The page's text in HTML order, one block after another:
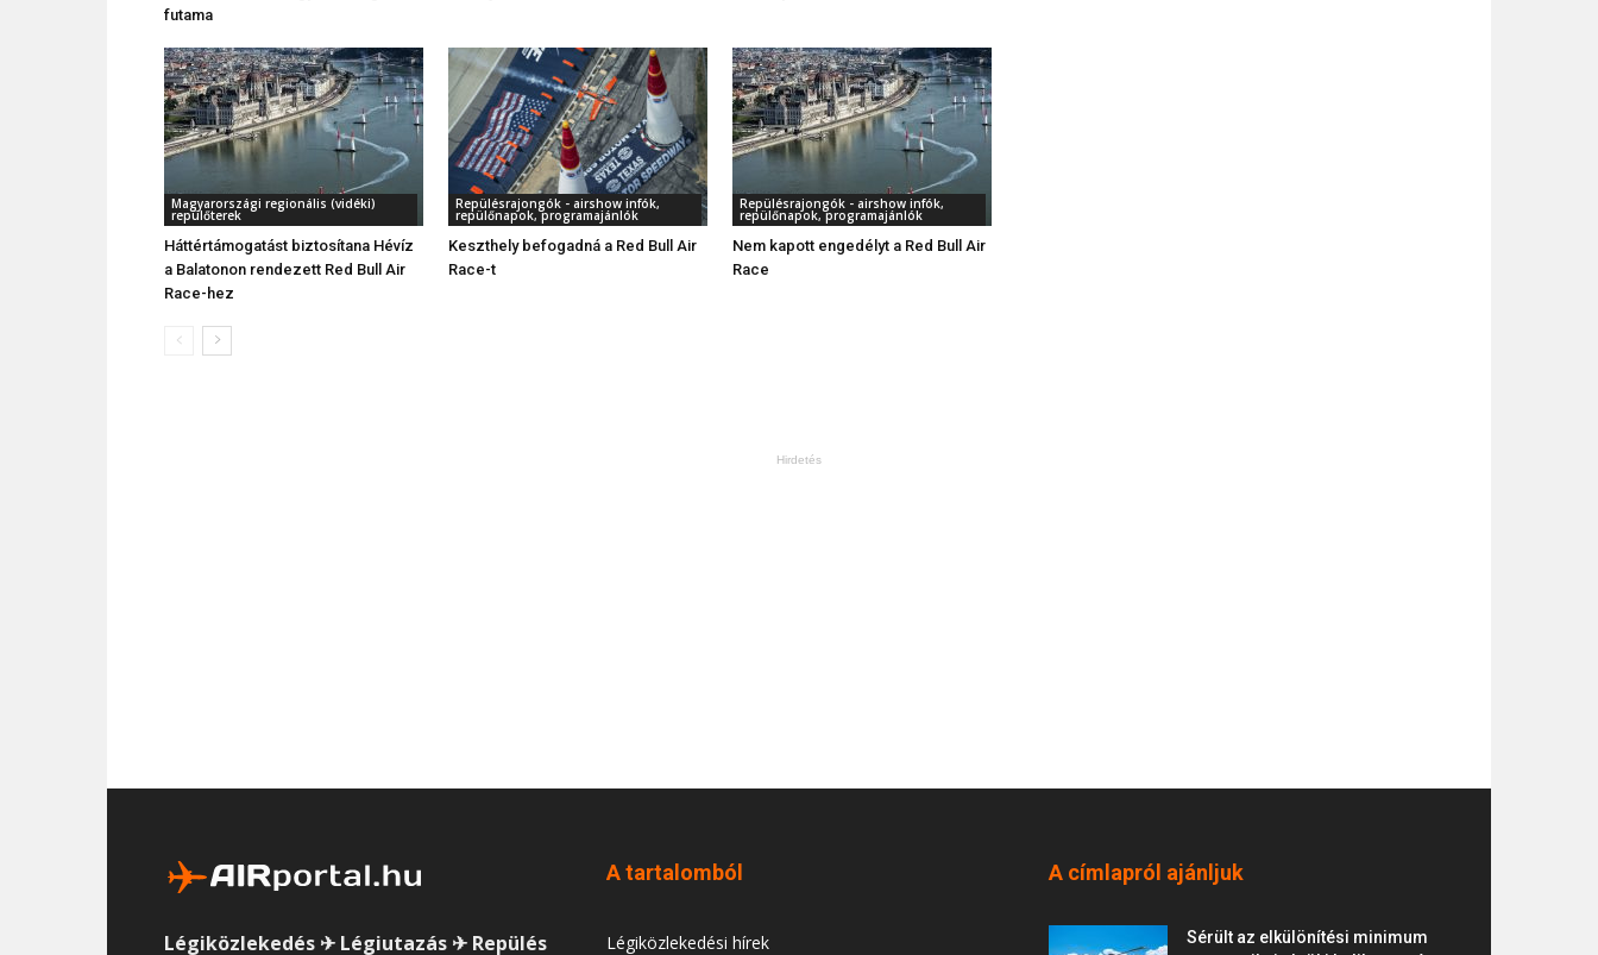
futama
Magyarországi regionális (vidéki)
repülőterek
Háttértámogatást biztosítana Hévíz
a Balatonon rendezett Red Bull Air
Race-hez
Repülésrajongók - airshow infók,
repülőnapok, programajánlók
Keszthely befogadná a Red Bull Air
Race-t
Repülésrajongók - airshow infók,
repülőnapok, programajánlók
Nem kapott engedélyt a Red Bull Air
Race
Hirdetés
Légiközlekedés ✈ Légiutazás ✈ Repülés
A tartalomból
Légiközlekedési hírek
A címlapról ajánljuk
Sérült az elkülönítési minimum